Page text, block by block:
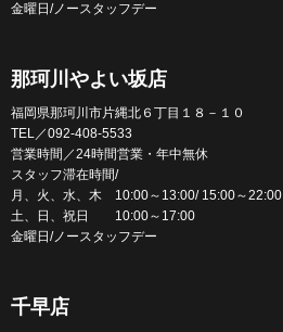
金曜日/ノースタッフデー
那珂川やよい坂店
福岡県那珂川市片縄北６丁目１８－１０
TEL／092-408-5533
営業時間／24時間営業・年中無休
スタッフ滞在時間/
月、火、水、木 10:00～13:00/ 15:00～22:00
土、日、祝日 10:00～17:00
金曜日/ノースタッフデー
千早店